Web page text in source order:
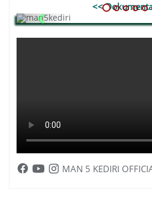
<<
P
r
s
MAN 5 KEDIRI